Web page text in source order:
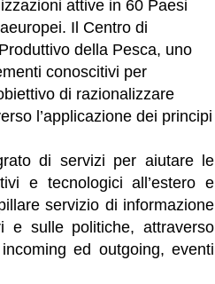
attive in 60 Paesi
Il Centro di
della Pesca, uno
conoscitivi per
di razionalizzare
l’applicazione dei principi
di servizi per aiutare le
e tecnologici all’estero e
servizio di informazione
e sulle politiche, attraverso
ed outgoing, eventi